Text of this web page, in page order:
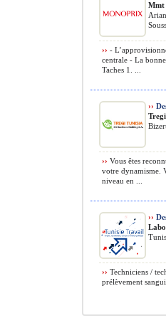
Mmt
›› -
centrale - La
Taches 1. ...
››
›› Vous êtes
votre dynamisme.
niveau en ...
››
›› Techniciens /
prélèvement